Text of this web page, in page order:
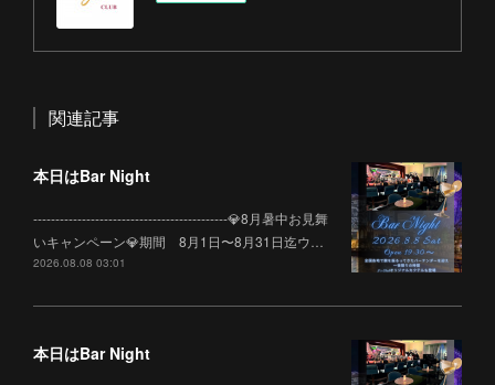
関連記事
本日はBar Night
--------------------------------------------💎8月暑中お見舞
いキャンペーン💎期間 8月1日〜8月31日迄ウ…
2026.08.08 03:01
本日はBar Night